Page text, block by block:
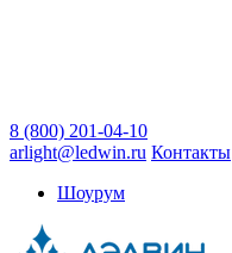
8 (800) 201-04-10
arlight@ledwin.ru Контакты
Шоурум